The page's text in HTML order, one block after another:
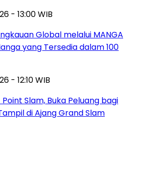
- 13:00 WIB
Global melalui MANGA
yang Tersedia dalam 100
- 12:10 WIB
Point Slam, Buka Peluang bagi
di Ajang Grand Slam